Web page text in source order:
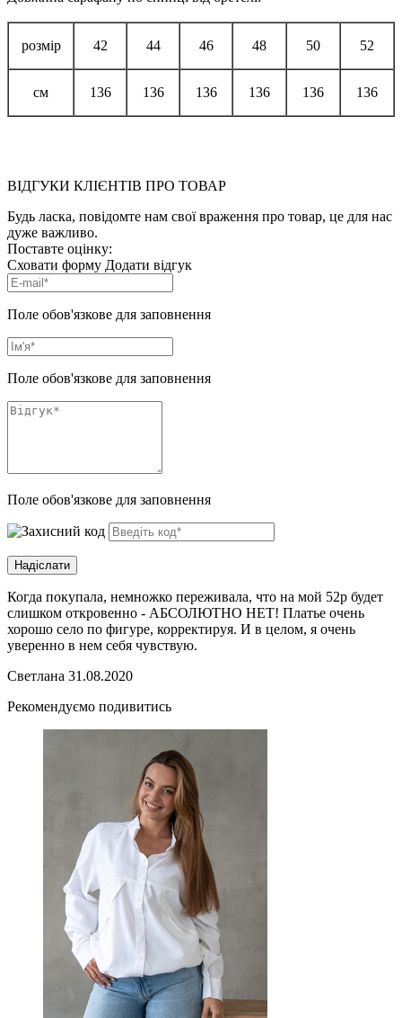
розмір 42 44 46 48 50 52
см 136 136 136 136 136 136
ВІДГУКИ КЛІЄНТІВ ПРО ТОВАР
Будь ласка, повідомте нам свої враження про товар, це для нас
дуже важливо.
Поставте оцінку:
Сховати форму Додати відгук
Поле обов'язкове для заповнення
Поле обов'язкове для заповнення
Поле обов'язкове для заповнення
Когда покупала, немножко переживала, что на мой 52р будет
слишком откровенно - АБСОЛЮТНО НЕТ! Платье очень
хорошо село по фигуре, корректируя. И в целом, я очень
уверенно в нем себя чувствую.
Светлана 31.08.2020
Рекомендуємо подивитись